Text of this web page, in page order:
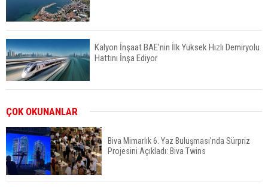
Kalyon İnşaat BAE'nin İlk Yüksek Hızlı Demiryolu
Hattını İnşa Ediyor
TOKİ 51 İlde 540 Konut ve İş Yerini Satışa
Sunuyor
ÇOK OKUNANLAR
Biva Mimarlık 6. Yaz Buluşması’nda Sürpriz
Projesini Açıkladı: Biva Twins